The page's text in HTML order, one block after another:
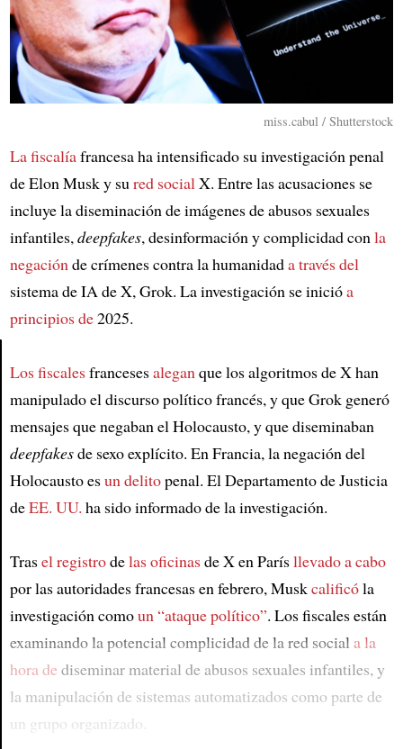
Article
miss.cabul / Shutterstock
La fiscalíafrancesa ha intensificado su investigación penal
de Elon Musk y su red social X. Entre las acusaciones se
incluye la diseminación de imágenes de abusos sexuales
infantiles, deepfakes, desinformación y complicidad con la
negación de crímenes contra la humanidada través del
sistema de IA de X, Grok. La investigación se inicióa
principios de2025.
Los fiscalesfrancesesalegan que los algoritmos de X han
manipulado el discurso político francés, y que Grok generó
mensajes que negaban el Holocausto, y que diseminaban
deepfakesde sexo explícito. En Francia, la negación del
Holocausto esun delitopenal. El Departamento de Justicia
deEE. UU. ha sido informado de la investigación.
Trasel registrodelas oficinasde X en Parísllevado a cabo
por las autoridades francesas en febrero, Muskcalificóla
investigación comoun “ataque político”. Los fiscales están
examinando la potencial complicidad de la red social a la
hora dediseminar material de abusos sexuales infantiles, y
la manipulación de sistemas automatizados como parte de
un grupo organizado.